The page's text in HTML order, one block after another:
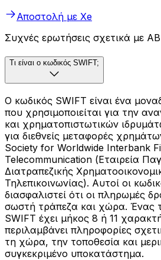
Αποστολή με Xe
Συχνές ερωτήσεις σχετικά με
Τι είναι ο κωδικός SWIFT;
Ο κωδικός SWIFT είναι ένα
που χρησιμοποιείται για την
και χρηματοπιστωτικών
για διεθνείς μεταφορές
Society for Worldwide Interbank
Telecommunication (Εταιρεία
Διατραπεζικής
Τηλεπικοινωνίας). Αυτοί οι
διασφαλιστεί ότι οι πληρωμές
σωστή τράπεζα και χώρα. Ένας
SWIFT έχει μήκος 8 ή 11
περιλαμβάνει πληροφορίες
τη χώρα, την τοποθεσία και
συγκεκριμένο υποκατάστημα.